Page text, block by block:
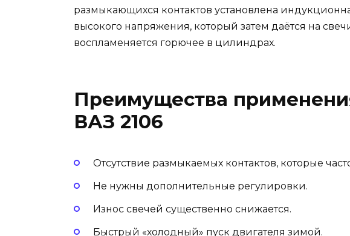
размыкающихся контактов установлена
высокого напряжения, который затем даётся на
воспламеняется горючее в цилиндрах.
Преимущества
ВАЗ 2106
Отсутствие размыкаемых контактов, которые
Не нужны дополнительные регулировки.
Износ свечей существенно снижается.
Быстрый «холодный» пуск двигателя зимой.